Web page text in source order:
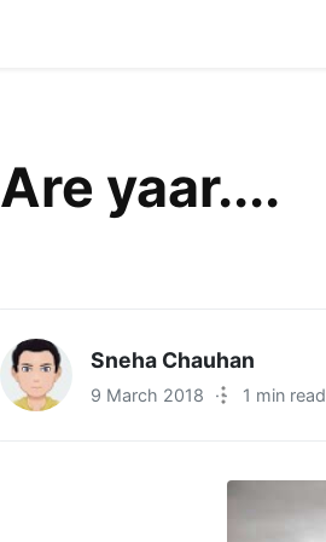
Are yaar....
Sneha Chauhan
9 March 2018 · 1 min read